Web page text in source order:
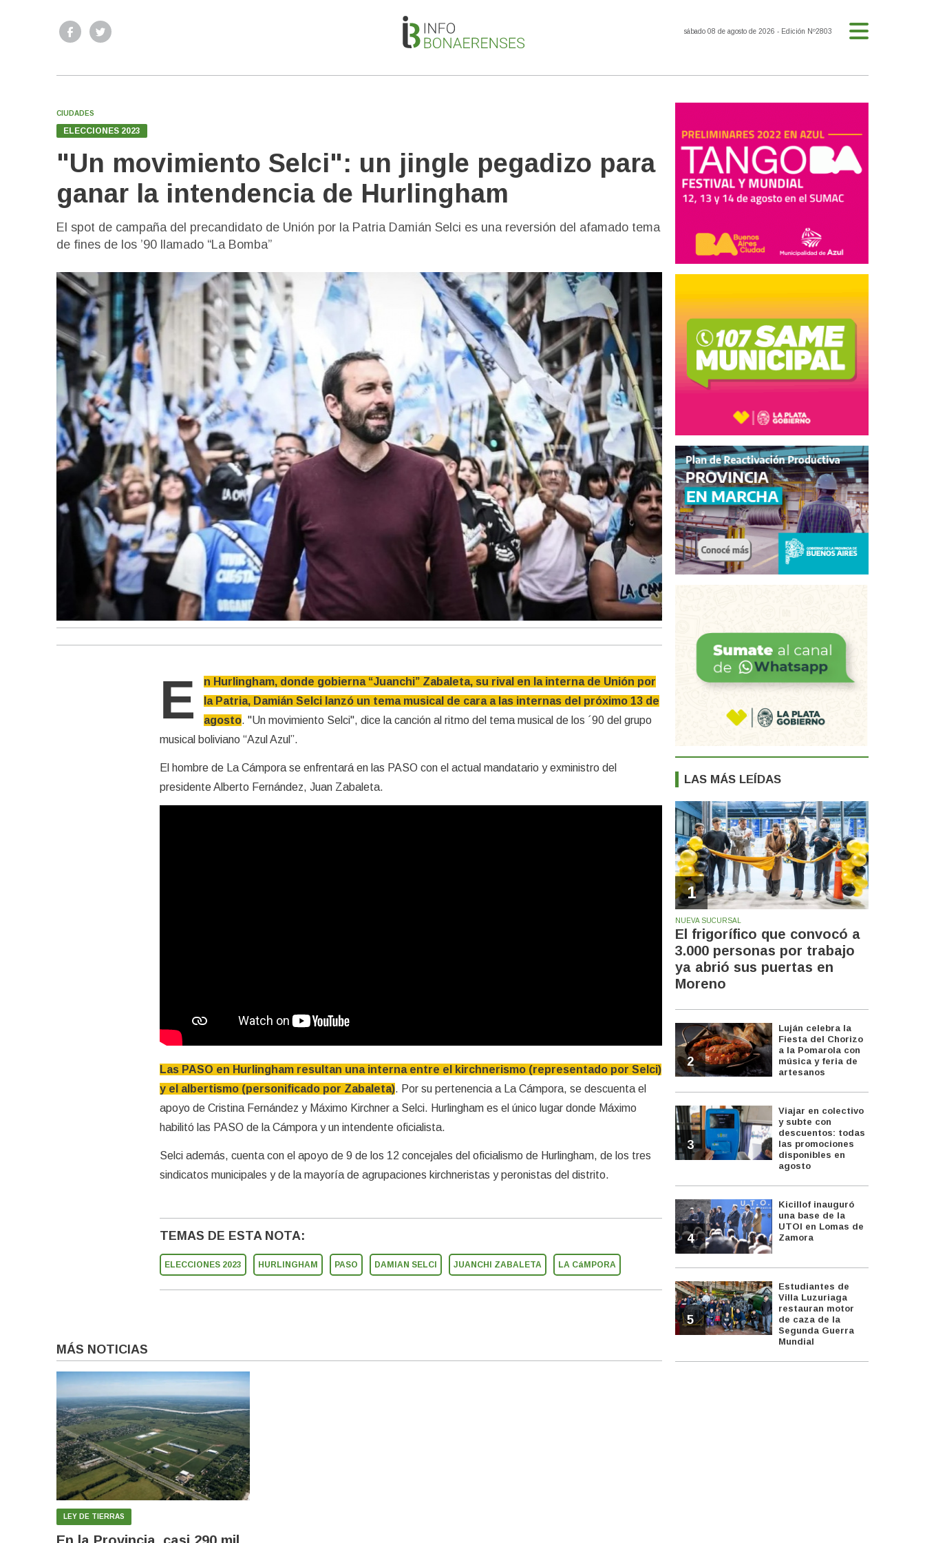
sábado 08 de agosto de 2026 - Edición Nº2803
CIUDADES
ELECCIONES 2023
"Un movimiento Selci": un jingle pegadizo para
ganar la intendencia de Hurlingham
El spot de campaña del precandidato de Unión por la Patria Damián Selci es una reversión del afamado tema
de fines de los ’90 llamado “La Bomba”
E
n Hurlingham, donde gobierna “Juanchi” Zabaleta, su rival en la interna de Unión por
la Patria, Damián Selci lanzó un tema musical de cara a las internas del próximo 13 de
agosto. "Un movimiento Selci", dice la canción al ritmo del tema musical de los ´90 del grupo
musical boliviano “Azul Azul”.
El hombre de La Cámpora se enfrentará en las PASO con el actual mandatario y exministro del
presidente Alberto Fernández, Juan Zabaleta.
Las PASO en Hurlingham resultan una interna entre el kirchnerismo (representado por Selci)
y el albertismo (personificado por Zabaleta). Por su pertenencia a La Cámpora, se descuenta el
apoyo de Cristina Fernández y Máximo Kirchner a Selci. Hurlingham es el único lugar donde Máximo
habilitó las PASO de la Cámpora y un intendente oficialista.
Selci además, cuenta con el apoyo de 9 de los 12 concejales del oficialismo de Hurlingham, de los tres
sindicatos municipales y de la mayoría de agrupaciones kirchneristas y peronistas del distrito.
TEMAS DE ESTA NOTA:
ELECCIONES 2023 HURLINGHAM PASO DAMIAN SELCI JUANCHI ZABALETA LA CáMPORA
MÁS NOTICIAS
LEY DE TIERRAS
LAS MÁS LEÍDAS
1
NUEVA SUCURSAL
El frigorífico que convocó a
3.000 personas por trabajo
ya abrió sus puertas en
Moreno
2
Luján celebra la
Fiesta del Chorizo
a la Pomarola con
música y feria de
artesanos
3
Viajar en colectivo
y subte con
descuentos: todas
las promociones
disponibles en
agosto
4
Kicillof inauguró
una base de la
UTOI en Lomas de
Zamora
5
Estudiantes de
Villa Luzuriaga
restauran motor
de caza de la
Segunda Guerra
Mundial